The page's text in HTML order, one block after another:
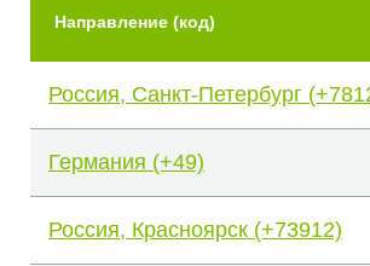
Направление (код)
Россия, Санкт-Петербург
Германия (+49)
Россия, Красноярск (+73912)